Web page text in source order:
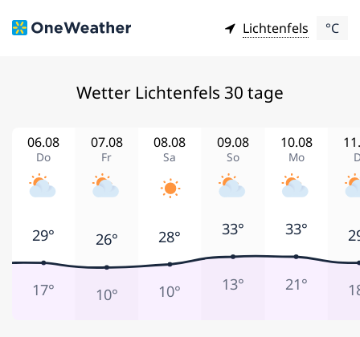
Lichtenfels °C
Wetter Lichtenfels 30 tage
Do
06.08
Fr
07.08
Sa
08.08
So
09.08
Mo
10.08
29°
17°
26°
10°
28°
10°
33°
13°
33°
21°